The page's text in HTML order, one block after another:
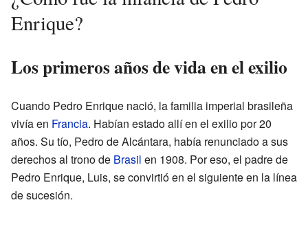
Enrique?
Los primeros años de vida en el exilio
Cuando Pedro Enrique nació, la familia imperial brasileña
vivía en Francia. Habían estado allí en el exilio por 20
años. Su tío, Pedro de Alcántara, había renunciado a sus
derechos al trono de Brasil en 1908. Por eso, el padre de
Pedro Enrique, Luis, se convirtió en el siguiente en la línea
de sucesión.